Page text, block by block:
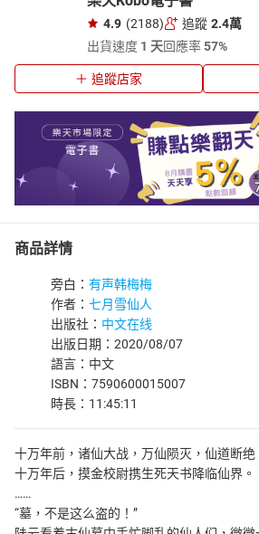
4.9 (2188) 追蹤 2.4萬
出貨速度 1 天回應率57%
追蹤店家
商品詳情
旁白： 有声韩梅梅
作者： 七月雪仙人
出版社： 中文在线
出版日期：2020/08/07
語言：中文
ISBN：7590600015007
時長：11:45:11
十万年前，诸仙大战，万仙陨灭，仙道断绝
十万年后，摸金校尉携生死天书降临仙界。
……
“墓，不是这么盗的！”